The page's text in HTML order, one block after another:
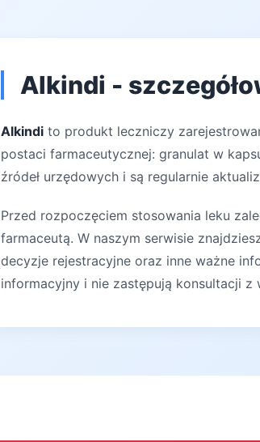
Alkindi -
Alkindi to produkt leczniczy
postaci farmaceutycznej: granulat w
źródeł urzędowych i są regularnie
Przed rozpoczęciem stosowania leku
farmaceutą. W naszym serwisie
decyzje rejestracyjne oraz inne ważne
informacyjny i nie zastępują konsultacji